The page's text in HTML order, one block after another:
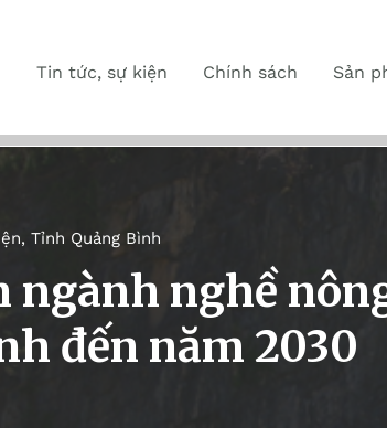
Tin tức, sự kiện Chính sách Sản
, Tỉnh Quảng Bình
ngành nghề
đến năm 2030